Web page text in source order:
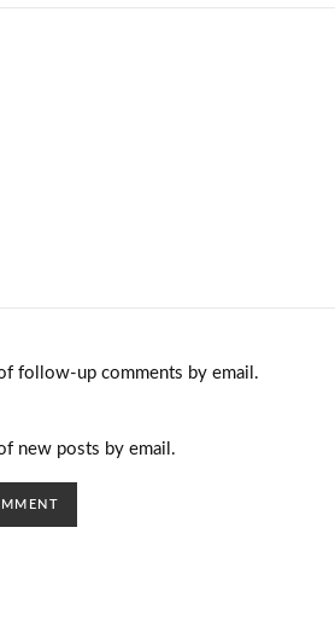
follow-up comments by email.
new posts by email.